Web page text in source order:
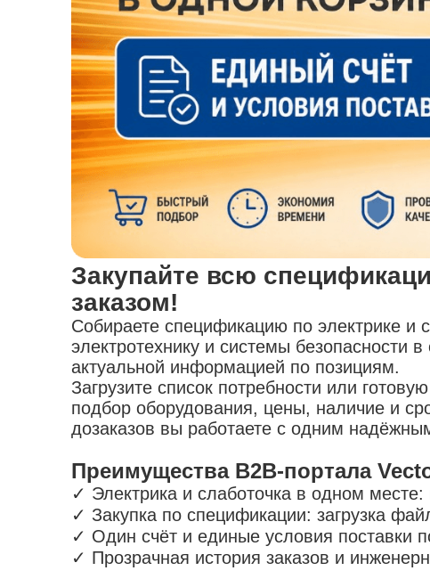
Закупайте всю
заказом!
Собираете спецификацию по электрике и
электротехнику и системы
актуальной информацией по позициям.
Загрузите список потребности или
подбор оборудования, цены, наличие и
дозаказов вы работаете с одним
Преимущества B2B-портала
✓ Электрика и слаботочка в одном
✓ Закупка по спецификации: загрузка
✓ Один счёт и единые условия поставки
✓ Прозрачная история заказов и